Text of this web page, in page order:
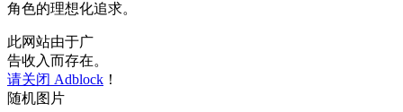
角色的理想化追求。
此网站由于广
告收入而存在。
请关闭 Adblock ！
随机图片